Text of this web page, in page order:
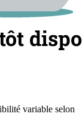
variable selon